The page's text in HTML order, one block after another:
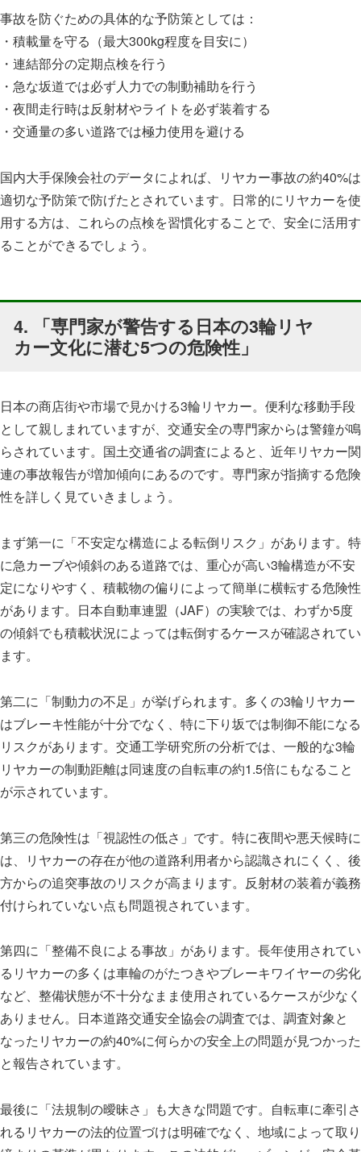
事故を防ぐための具体的な予防策としては：
・積載量を守る（最大300kg程度を目安に）
・連結部分の定期点検を行う
・急な坂道では必ず人力での制動補助を行う
・夜間走行時は反射材やライトを必ず装着する
・交通量の多い道路では極力使用を避ける
国内大手保険会社のデータによれば、リヤカー事故の約40%は
適切な予防策で防げたとされています。日常的にリヤカーを使
用する方は、これらの点検を習慣化することで、安全に活用す
ることができるでしょう。
4. 「専門家が警告する日本の3輪リヤ
カー文化に潜む5つの危険性」
日本の商店街や市場で見かける3輪リヤカー。便利な移動手段
として親しまれていますが、交通安全の専門家からは警鐘が鳴
らされています。国土交通省の調査によると、近年リヤカー関
連の事故報告が増加傾向にあるのです。専門家が指摘する危険
性を詳しく見ていきましょう。
まず第一に「不安定な構造による転倒リスク」があります。特
に急カーブや傾斜のある道路では、重心が高い3輪構造が不安
定になりやすく、積載物の偏りによって簡単に横転する危険性
があります。日本自動車連盟（JAF）の実験では、わずか5度
の傾斜でも積載状況によっては転倒するケースが確認されてい
ます。
第二に「制動力の不足」が挙げられます。多くの3輪リヤカー
はブレーキ性能が十分でなく、特に下り坂では制御不能になる
リスクがあります。交通工学研究所の分析では、一般的な3輪
リヤカーの制動距離は同速度の自転車の約1.5倍にもなること
が示されています。
第三の危険性は「視認性の低さ」です。特に夜間や悪天候時に
は、リヤカーの存在が他の道路利用者から認識されにくく、後
方からの追突事故のリスクが高まります。反射材の装着が義務
付けられていない点も問題視されています。
第四に「整備不良による事故」があります。長年使用されてい
るリヤカーの多くは車輪のがたつきやブレーキワイヤーの劣化
など、整備状態が不十分なまま使用されているケースが少なく
ありません。日本道路交通安全協会の調査では、調査対象と
なったリヤカーの約40%に何らかの安全上の問題が見つかった
と報告されています。
最後に「法規制の曖昧さ」も大きな問題です。自転車に牽引さ
れるリヤカーの法的位置づけは明確でなく、地域によって取り